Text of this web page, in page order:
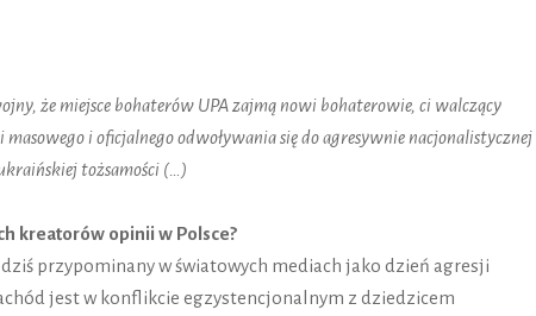
że miejsce bohaterów UPA zajmą nowi bohaterowie, ci walczący
masowego i oficjalnego odwoływania się do agresywnie nacjonalistycznej
tożsamości (…)
kreatorów opinii w Polsce?
przypominany w światowych mediach jako dzień agresji
jest w konflikcie egzystencjonalnym z dziedzicem